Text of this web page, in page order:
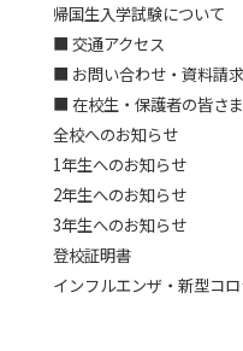
帰国生入学試験について
■ 交通アクセス
■ お問い合わせ・資料請求
■ 在校生・保護者の皆さま
全校へのお知らせ
1年生へのお知らせ
2年生へのお知らせ
3年生へのお知らせ
登校証明書
インフルエンザ・新型コ